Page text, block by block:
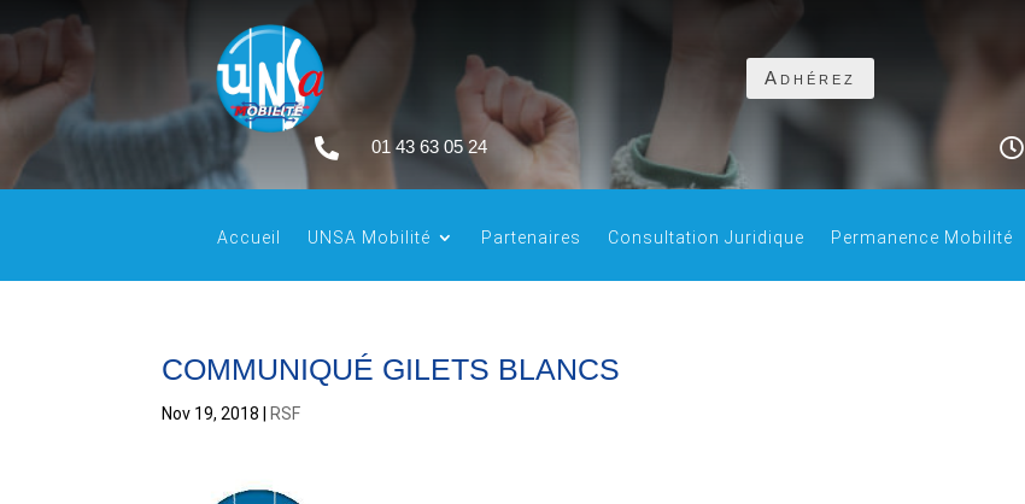
Adhérez
 01 43 63 05 24 
Accueil UNSA Mobilité Partenaires Consultation Juridique Permanence Mobilité
COMMUNIQUÉ GILETS BLANCS
Nov 19, 2018 RSF